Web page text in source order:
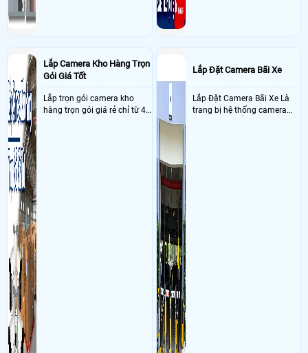
Lắp Camera Kho Hàng Trọn
Gói Giá Tốt
Lắp trọn gói camera kho
hàng trọn gói giá rẻ chỉ từ 4
Lắp Đặt Camera Bãi Xe
Lắp Đặt Camera Bãi Xe Là
trang bị hệ thống camera